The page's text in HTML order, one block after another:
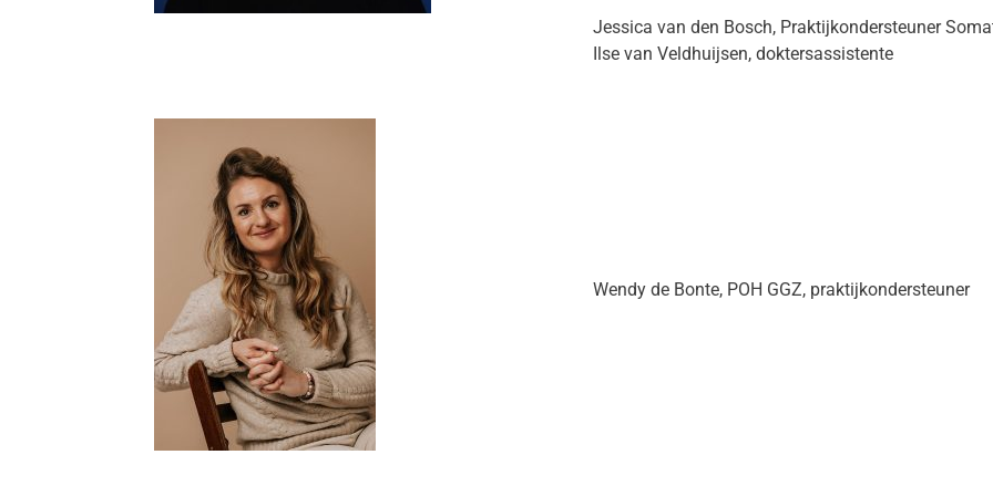
Jessica van den Bosch, Praktijkondersteuner
Ilse van Veldhuijsen, doktersassistente
Wendy de Bonte, POH GGZ, praktijkondersteuner